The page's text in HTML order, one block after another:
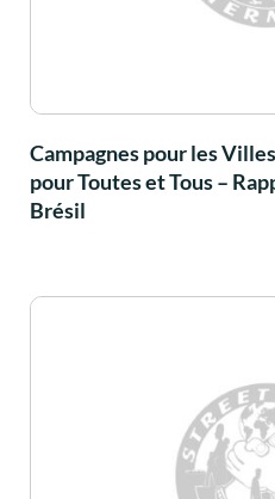
Campagnes pour les
pour Toutes et Tous –
Brésil